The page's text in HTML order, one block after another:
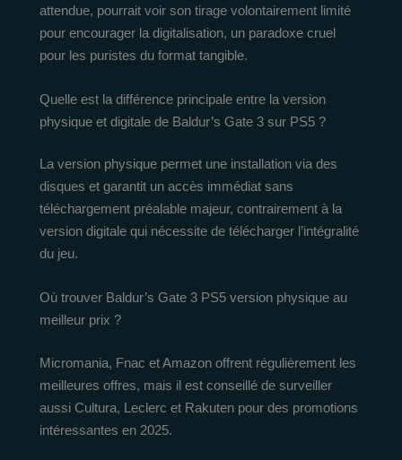
attendue, pourrait voir son tirage volontairement limité
pour encourager la digitalisation, un paradoxe cruel
pour les puristes du format tangible.
Quelle est la différence principale entre la version
physique et digitale de Baldur’s Gate 3 sur PS5 ?
La version physique permet une installation via des
disques et garantit un accès immédiat sans
téléchargement préalable majeur, contrairement à la
version digitale qui nécessite de télécharger l’intégralité
du jeu.
Où trouver Baldur’s Gate 3 PS5 version physique au
meilleur prix ?
Micromania, Fnac et Amazon offrent régulièrement les
meilleures offres, mais il est conseillé de surveiller
aussi Cultura, Leclerc et Rakuten pour des promotions
intéressantes en 2025.